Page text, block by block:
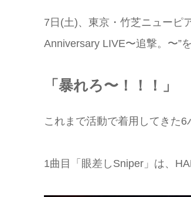
7日(土)、東京・竹芝ニューピ
Anniversary LIVE〜追撃。〜”
「暴れろ〜！！！」
これまで活動で着用してきた6
1曲目「眼差しSniper」は、